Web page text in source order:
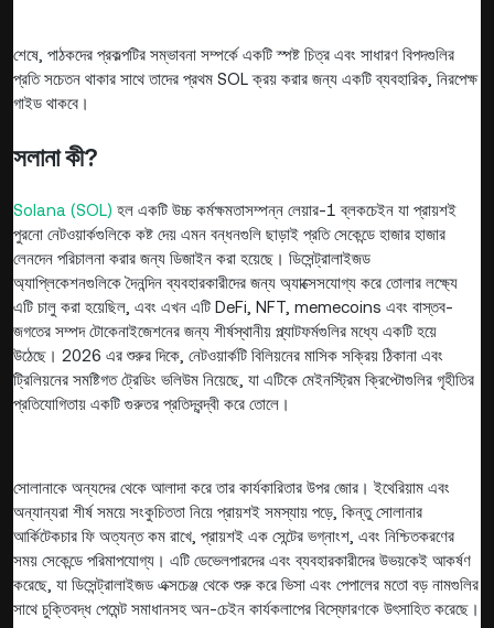
শেষে, পাঠকদের প্রকল্পটির সম্ভাবনা সম্পর্কে একটি স্পষ্ট চিত্র এবং সাধারণ বিপদগুলির
প্রতি সচেতন থাকার সাথে তাদের প্রথম SOL ক্রয় করার জন্য একটি ব্যবহারিক, নিরপেক্ষ
গাইড থাকবে।
সলানা কী?
Solana (SOL) হল একটি উচ্চ কর্মক্ষমতাসম্পন্ন লেয়ার-1 ব্লকচেইন যা প্রায়শই
পুরনো নেটওয়ার্কগুলিকে কষ্ট দেয় এমন বন্ধনগুলি ছাড়াই প্রতি সেকেন্ডে হাজার হাজার
লেনদেন পরিচালনা করার জন্য ডিজাইন করা হয়েছে। ডিসেন্ট্রালাইজড
অ্যাপ্লিকেশনগুলিকে দৈনন্দিন ব্যবহারকারীদের জন্য অ্যাক্সেসযোগ্য করে তোলার লক্ষ্যে
এটি চালু করা হয়েছিল, এবং এখন এটি DeFi, NFT, memecoins এবং বাস্তব-
জগতের সম্পদ টোকেনাইজেশনের জন্য শীর্ষস্থানীয় প্ল্যাটফর্মগুলির মধ্যে একটি হয়ে
উঠেছে। 2026 এর শুরুর দিকে, নেটওয়ার্কটি বিলিয়নের মাসিক সক্রিয় ঠিকানা এবং
ট্রিলিয়নের সমষ্টিগত ট্রেডিং ভলিউম নিয়েছে, যা এটিকে মেইনস্ট্রিম ক্রিপ্টোগুলির গৃহীতির
প্রতিযোগিতায় একটি গুরুতর প্রতিদ্বন্দ্বী করে তোলে।
সোলানাকে অন্যদের থেকে আলাদা করে তার কার্যকারিতার উপর জোর। ইথেরিয়াম এবং
অন্যান্যরা শীর্ষ সময়ে সংকুচিততা নিয়ে প্রায়শই সমস্যায় পড়ে, কিন্তু সোলানার
আর্কিটেকচার ফি অত্যন্ত কম রাখে, প্রায়শই এক সেন্টের ভগ্নাংশ, এবং নিশ্চিতকরণের
সময় সেকেন্ডে পরিমাপযোগ্য। এটি ডেভেলপারদের এবং ব্যবহারকারীদের উভয়কেই আকর্ষণ
করেছে, যা ডিসেন্ট্রালাইজড এক্সচেঞ্জ থেকে শুরু করে ভিসা এবং পেপালের মতো বড় নামগুলির
সাথে চুক্তিবদ্ধ পেমেন্ট সমাধানসহ অন-চেইন কার্যকলাপের বিস্ফোরণকে উৎসাহিত করেছে।